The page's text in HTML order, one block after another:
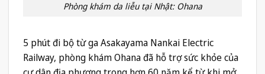
Phòng khám da liễu tại Nhật: Ohana
5 phút đi bộ từ ga Asakayama Nankai Electric
Railway, phòng khám Ohana đã hỗ trợ sức khỏe của